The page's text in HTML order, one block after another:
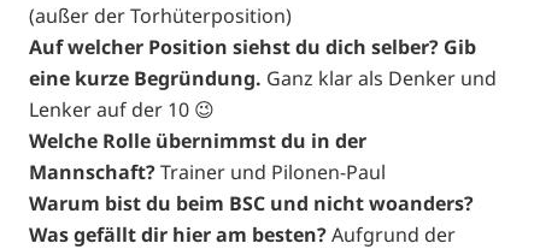
(außer der Torhüterposition)
Auf welcher Position siehst du dich selber? Gib
eine kurze Begründung. Ganz klar als Denker und
Lenker auf der 10 😉
Welche Rolle übernimmst du in der
Mannschaft?Trainer und Pilonen-Paul
Warum bist du beim BSC und nicht woanders?
Was gefällt dir hier am besten?Aufgrund der